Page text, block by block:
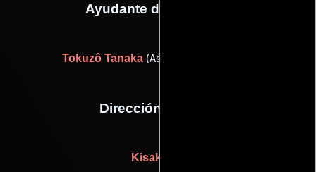
Ayudante de dirección
Tokuzô Tanaka (Asistente de dirección)
Dirección artística
Kisaku Itô